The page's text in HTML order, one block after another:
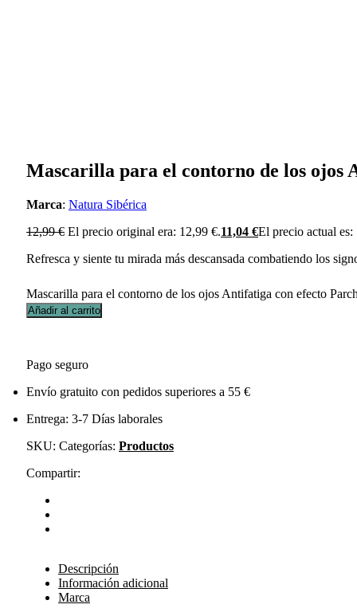
Mascarilla para el contorno de los ojos
Marca: Natura Sibérica
12,99€ El precio original era: 12,99 €.11,04 €El precio actual es:
Refresca y siente tu mirada más descansada combatiendo los
Mascarilla para el contorno de los ojos Antifatiga con efecto
Añadir al carrito
Pago seguro
Envío gratuito con pedidos superiores a 55 €
Entrega: 3-7 Días laborales
SKU: Categorías: Productos
Compartir:
Descripción
Información adicional
Marca